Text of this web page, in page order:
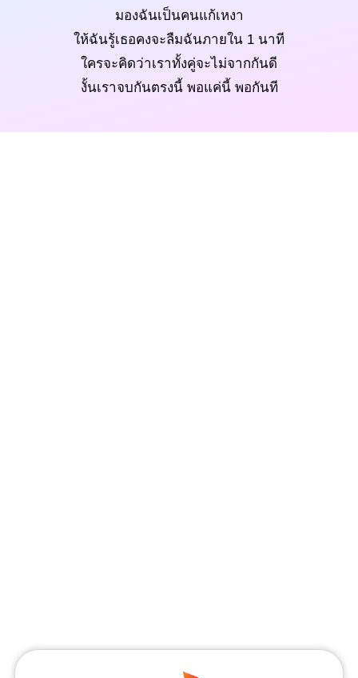
มองฉันเป็นคนแก้เหงา
ให้ฉันรู้เธอคงจะลืมฉันภายใน 1 นาที
ใครจะคิดว่าเราทั้งคู่จะไม่จากกันดี
งั้นเราจบกันตรงนี้ พอแค่นี้ พอกันที